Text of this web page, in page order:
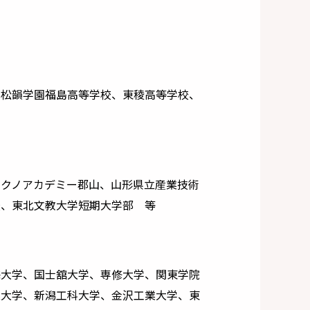
学園福島高等学校、東稜高等学校、
ノアカデミー郡山、山形県立産業技術
、東北文教大学短期大学部 等
学、国⼠舘⼤学、専修⼤学、関東学院
学、新潟工科大学、金沢工業大学、東